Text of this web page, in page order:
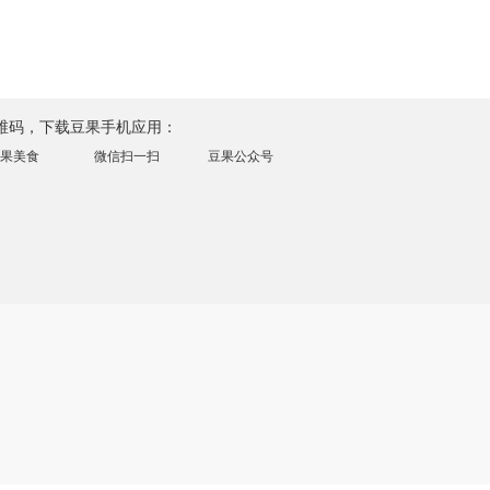
码，下载豆果手机应用：
美食 微信扫一扫 豆果公众号